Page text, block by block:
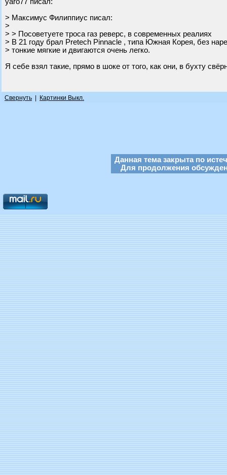
> Максимус Филиппиус писал:
>
> > Посоветуете троса газ реверс, в современных реалиях
> В 21 году брал Pretech Pinnacle , типа Южная Корея, без
> тонкие мягкие и двигаются очень легко.
Я себе взял такие, прямо в шоке от того, как они, в бухту
Свернуть Картинки Выкл.
Данная тема закрыта по
Для продолжения